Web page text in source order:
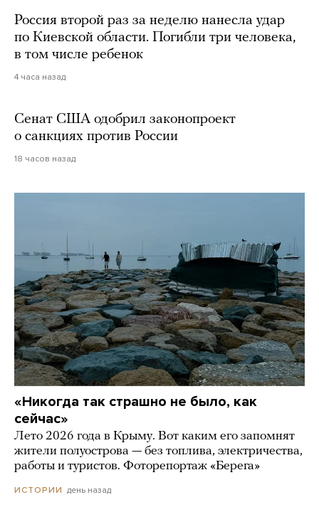
Россия второй раз за неделю нанесла удар
по Киевской области. Погибли три человека,
в том числе ребенок
4 часа назад
Сенат США одобрил законопроект
о санкциях против России
18 часов назад
«Никогда так страшно не было, как
сейчас»
Лето 2026 года в Крыму. Вот каким его запомнят
жители полуострова — без топлива, электричества,
работы и туристов. Фоторепортаж «Берега»
ИСТОРИИ день назад